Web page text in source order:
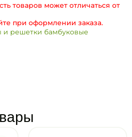
товаров может отличаться от
при оформлении заказа.
решетки бамбуковые